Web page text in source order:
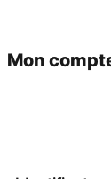
Mon